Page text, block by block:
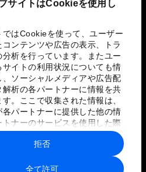
サイトはCookieを使用し
ではCookieを使って、ユーザー
コンテンツや広告の表示、トラ
分析を行っています。またユー
サイトの利用状況についても情
、ソーシャルメディアや広告配
解析の各パートナーに情報を共
。ここで収集された情報は、
各パートナーに提供した他の情
トナーのサービスを使用した際
た情報と組み合わされ、各パー
て使用されることがありま
全て許可
拒否
リシーと利用規約